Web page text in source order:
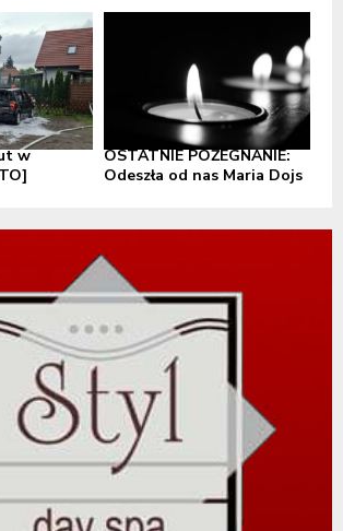
w
OSTATNIE POŻEGNANIE:
Odeszła od nas Maria Dojs